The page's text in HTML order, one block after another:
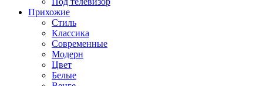
Прихожие
Стиль
Классика
Современные
Модерн
Цвет
Белые